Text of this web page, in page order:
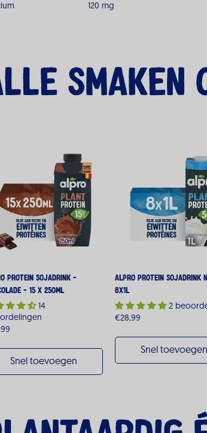
120 mg
Protein Sojadrink -
- 15 x 250ML
14
Snel toevoegen
Alpro Protein Sojadrink
8x1L
2
Normale
€28,99
Snel toevoegen